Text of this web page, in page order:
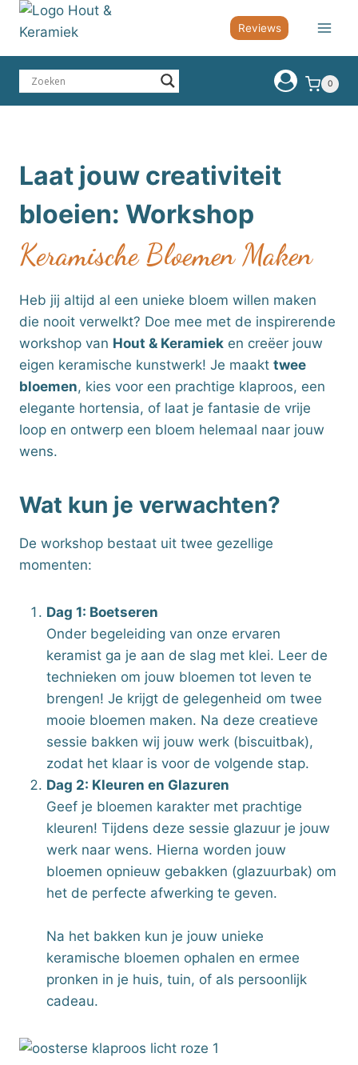
Doorgaan
naar
inhoud
Reviews
0
Laat jouw creativiteit
bloeien: Workshop
Keramische Bloemen Maken
Heb jij altijd al een unieke bloem willen maken
die nooit verwelkt? Doe mee met de inspirerende
workshop van Hout & Keramiek en creëer jouw
eigen keramische kunstwerk! Je maakt twee
bloemen, kies voor een prachtige klaproos, een
elegante hortensia, of laat je fantasie de vrije
loop en ontwerp een bloem helemaal naar jouw
wens.
Wat kun je verwachten?
De workshop bestaat uit twee gezellige
momenten:
Dag 1: Boetseren
Onder begeleiding van onze ervaren
keramist ga je aan de slag met klei. Leer de
technieken om jouw bloemen tot leven te
brengen! Je krijgt de gelegenheid om twee
mooie bloemen maken. Na deze creatieve
sessie bakken wij jouw werk (biscuitbak),
zodat het klaar is voor de volgende stap.
Dag 2: Kleuren en Glazuren
Geef je bloemen karakter met prachtige
kleuren! Tijdens deze sessie glazuur je jouw
werk naar wens. Hierna worden jouw
bloemen opnieuw gebakken (glazuurbak) om
het de perfecte afwerking te geven.
Na het bakken kun je jouw unieke
keramische bloemen ophalen en ermee
pronken in je huis, tuin, of als persoonlijk
cadeau.